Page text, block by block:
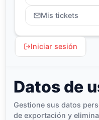
Mis tickets
Iniciar sesión
Datos de
Gestione sus datos
de exportación y